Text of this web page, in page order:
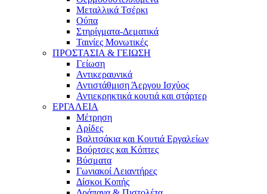
Μεταλλικά Τσέρκι
Ούπα
Στηρίγματα-Δεματικά
Ταινίες Μονωτικές
ΠΡΟΣΤΑΣΙΑ & ΓΕΙΩΣΗ
Γείωση
Αντικεραυνικά
Αντιστάθμιση Άεργου Ισχύος
Αντιεκρηκτικά κουτιά και στάρτερ
ΕΡΓΑΛΕΙΑ
Μέτρηση
Αρίδες
Βαλιτσάκια και Κουτιά Εργαλείων
Βούρτσες και Κόπτες
Βύσματα
Γωνιακοί Λειαντήρες
Δίσκοι Κοπής